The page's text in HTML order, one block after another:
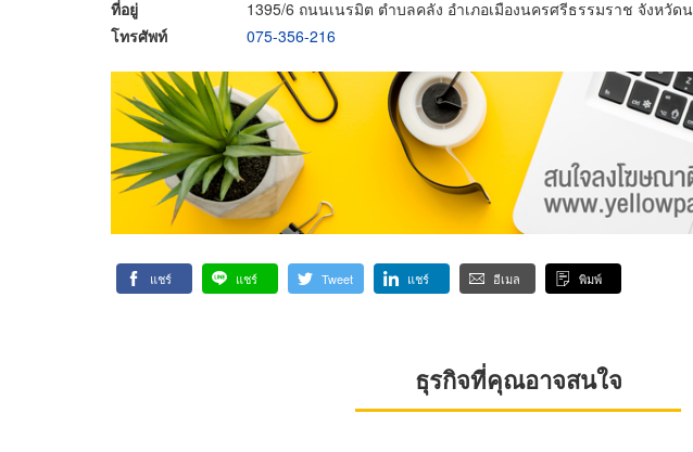
ที่อยู่
1395/6 ถนนเนรมิต ตำบลคลัง อำเภอเมืองนครศรีธรรมราช จังหวัด
โทรศัพท์
075-356-216
แชร์ แชร์ Tweet แชร์ อีเมล พิมพ์
ธุรกิจที่คุณอาจสนใจ